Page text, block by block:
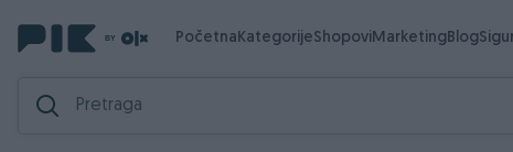
PočetnaKategorijeShopoviMarketingBlog